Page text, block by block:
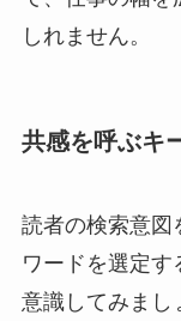
しれません。
共感を呼ぶキ
読者の検索意図
ワードを選定す
意識してみまし